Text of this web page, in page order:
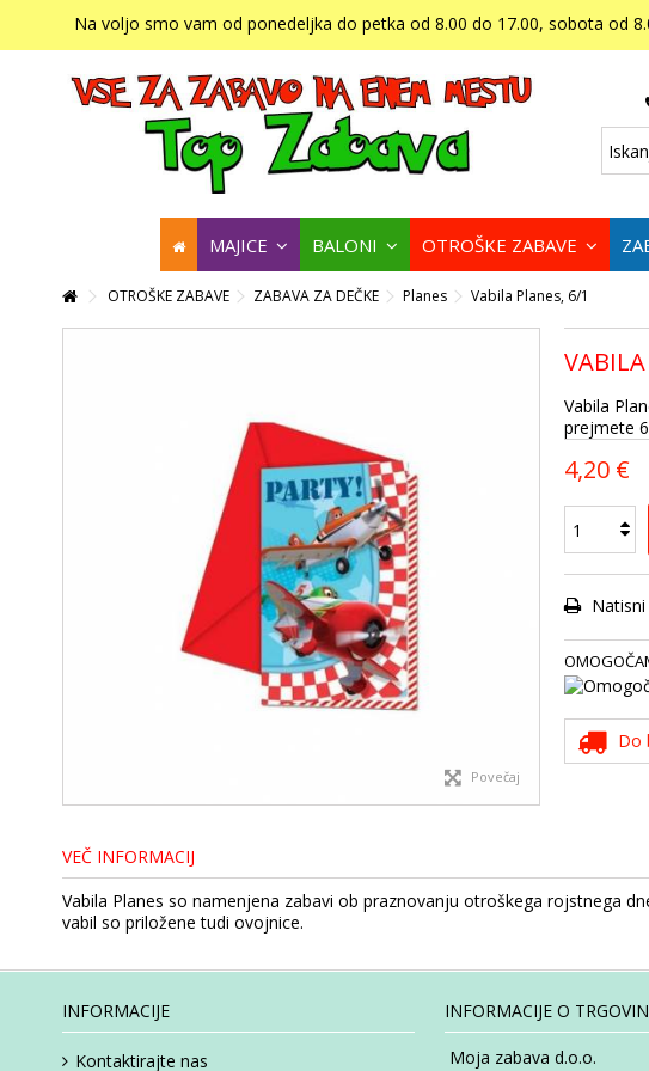
Na voljo smo vam od ponedeljka do petka od 8.00 do 17.00, sobota od
MAJICE BALONI OTROŠKE ZABAVE
OTROŠKE ZABAVE ZABAVA ZA DEČKE Planes Vabila Planes, 6/1
Povečaj
Vabila
prejmete
4,20 €
Natisni
Do
VEČ INFORMACIJ
Vabila Planes so namenjena zabavi ob praznovanju otroškega rojstnega
vabil so priložene tudi ovojnice.
INFORMACIJE
Kontaktirajte nas
INFORMACIJE O
Moja zabava d.o.o.